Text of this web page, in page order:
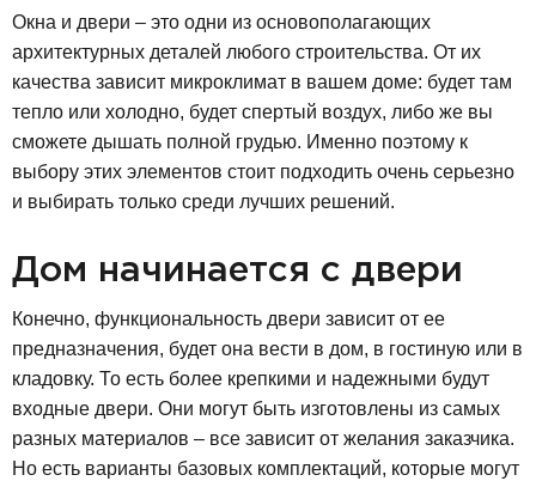
Окна и двери – это одни из основополагающих
архитектурных деталей любого строительства. От их
качества зависит микроклимат в вашем доме: будет там
тепло или холодно, будет спертый воздух, либо же вы
сможете дышать полной грудью. Именно поэтому к
выбору этих элементов стоит подходить очень серьезно
и выбирать только среди лучших решений.
Дом начинается с двери
Конечно, функциональность двери зависит от ее
предназначения, будет она вести в дом, в гостиную или в
кладовку. То есть более крепкими и надежными будут
входные двери. Они могут быть изготовлены из самых
разных материалов – все зависит от желания заказчика.
Но есть варианты базовых комплектаций, которые могут